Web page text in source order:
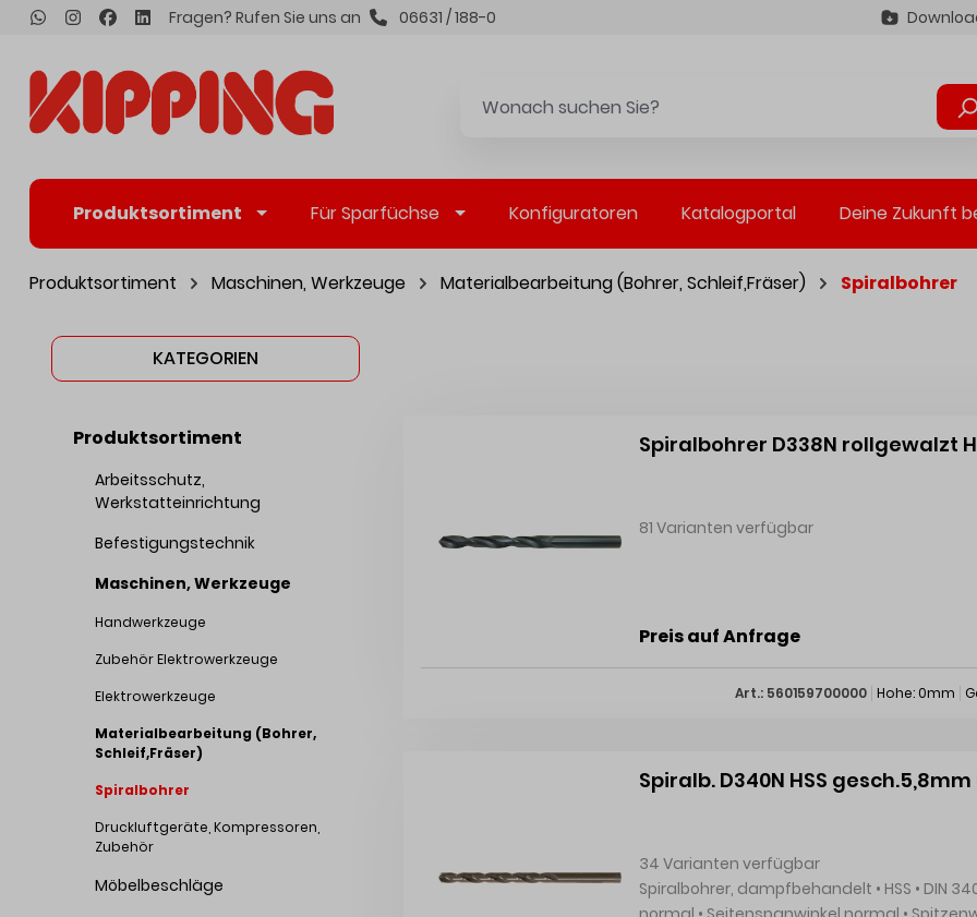
springen Fragen? Rufen Sie uns an 06631 / 188-0
Produktsortiment Für Sparfüchse Konfiguratoren Katalogportal Deine Zukunft
Produktsortiment Maschinen, Werkzeuge Materialbearbeitung (Bohrer, Schleif,Fräser) Spiralbohrer
KATEGORIEN
Produktsortiment
Arbeitsschutz,
Werkstatteinrichtung
Befestigungstechnik
Maschinen, Werkzeuge
Handwerkzeuge
Zubehör Elektrowerkzeuge
Elektrowerkzeuge
Materialbearbeitung (Bohrer,
Schleif,Fräser)
Spiralbohrer
Druckluftgeräte, Kompressoren,
Zubehör
Möbelbeschläge
Spiralbohrer D338N rollgewalzt
81 Varianten verfügbar
Preis auf Anfrage
Art.: 560159700000 Hohe: 0mm
Spiralb. D340N HSS gesch.5,8mm
34 Varianten verfügbar
Spiralbohrer, dampfbehandelt • HSS • DIN 340 • Typ N • Seitenspanwinkel normal • Kernanstieg